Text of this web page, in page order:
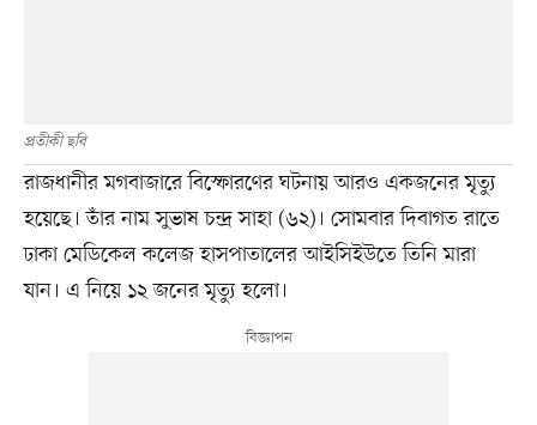
প্রতীকী ছবি
রাজধানীর মগবাজারে বিস্ফোরণের ঘটনায় আরও একজনের মৃত্যু
হয়েছে। তাঁর নাম সুভাষ চন্দ্র সাহা (৬২)। সোমবার দিবাগত রাতে
ঢাকা মেডিকেল কলেজ হাসপাতালের আইসিইউতে তিনি মারা
যান। এ নিয়ে ১২ জনের মৃত্যু হলো।